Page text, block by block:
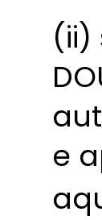
(ii)
e